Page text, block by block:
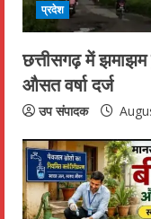
प्रदेश
छत्तीसगढ़ में झमाझम
औसत वर्षा दर्ज
उप संपादक